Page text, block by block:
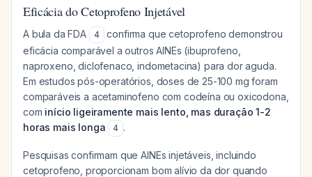
Eficácia do Cetoprofeno Injetável
A bula da FDA 4
confirma que cetoprofeno demonstrou
eficácia comparável a outros AINEs (ibuprofeno,
naproxeno, diclofenaco, indometacina) para dor aguda.
Em estudos pós-operatórios, doses de 25-100 mg foram
comparáveis a acetaminofeno com codeína ou oxicodona,
com início ligeiramente mais lento, mas duração 1-2
horas mais longa
4 .
Pesquisas confirmam que AINEs injetáveis, incluindo
cetoprofeno, proporcionam bom alívio da dor quando